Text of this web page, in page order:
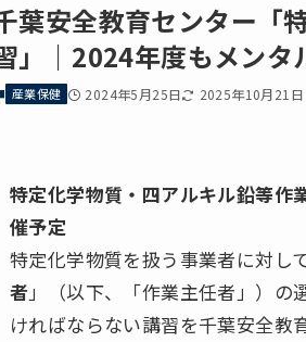
葉安全教育センター「
」｜2024年度もメンタ
産業保健 2024年5月25日 2025年10月21日
特定化学物質・四アルキル鉛等
催予定
特定化学物質を扱う事業者に対し
者」（以下、「作業主任者」）の
ければならない講習を千葉安全教